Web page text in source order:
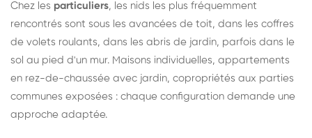
Chez les particuliers, les nids les plus fréquemment
rencontrés sont sous les avancées de toit, dans les coffres
de volets roulants, dans les abris de jardin, parfois dans le
sol au pied d'un mur. Maisons individuelles, appartements
en rez-de-chaussée avec jardin, copropriétés aux parties
communes exposées : chaque configuration demande une
approche adaptée.